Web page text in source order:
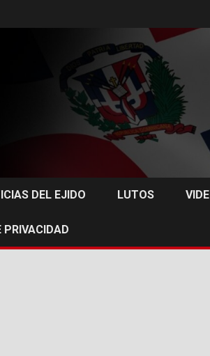
DEL EJIDO LUTOS